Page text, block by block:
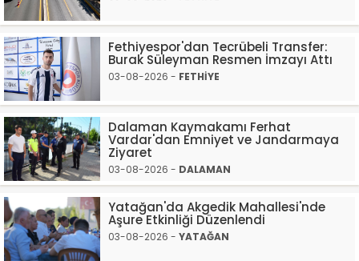
Fethiyespor'dan Tecrübeli Transfer:
Burak Süleyman Resmen İmzayı Attı
03-08-2026 - FETHİYE
Dalaman Kaymakamı Ferhat
Vardar'dan Emniyet ve Jandarmaya
Ziyaret
03-08-2026 - DALAMAN
Yatağan'da Akgedik Mahallesi'nde
Aşure Etkinliği Düzenlendi
03-08-2026 - YATAĞAN